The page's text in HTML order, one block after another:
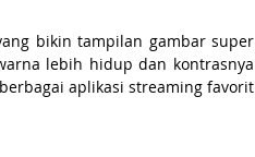
bikin tampilan gambar super
lebih hidup dan kontrasnya
aplikasi streaming favorit